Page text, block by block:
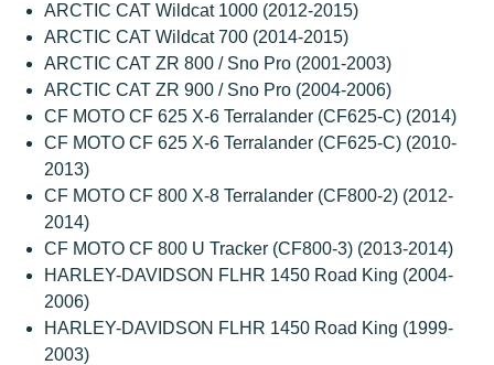
ARCTIC CAT Wildcat 1000 (2012-2015)
ARCTIC CAT Wildcat 700 (2014-2015)
ARCTIC CAT ZR 800 / Sno Pro (2001-2003)
ARCTIC CAT ZR 900 / Sno Pro (2004-2006)
CF MOTO CF 625 X-6 Terralander (CF625-C) (2014)
CF MOTO CF 625 X-6 Terralander (CF625-C) (2010-
2013)
CF MOTO CF 800 X-8 Terralander (CF800-2) (2012-
2014)
CF MOTO CF 800 U Tracker (CF800-3) (2013-2014)
HARLEY-DAVIDSON FLHR 1450 Road King (2004-
2006)
HARLEY-DAVIDSON FLHR 1450 Road King (1999-
2003)